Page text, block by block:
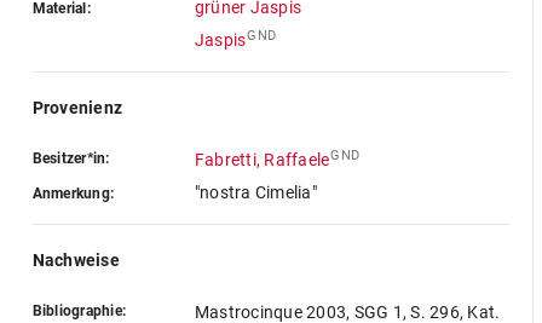
Material:
grüner Jaspis
JaspisGND
Provenienz
Besitzer*in: Fabretti, RaffaeleGND
Anmerkung: "nostra Cimelia"
Nachweise
Bibliographie:
Mastrocinque 2003, SGG 1, S. 296, Kat.